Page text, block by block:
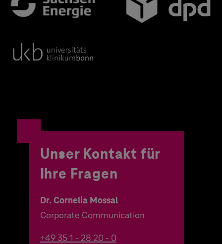
Unser Kontakt für
Ihre Fragen
Dr. Cornelia Mossal
Corporate Communication
+49 35 1 - 28 20 - 0